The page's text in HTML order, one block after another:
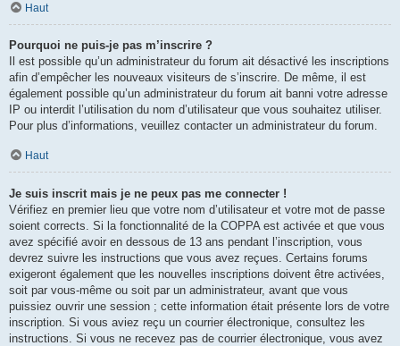
Haut
Pourquoi ne puis-je pas m’inscrire ?
Il est possible qu’un administrateur du forum ait désactivé les inscriptions
afin d’empêcher les nouveaux visiteurs de s’inscrire. De même, il est
également possible qu’un administrateur du forum ait banni votre adresse
IP ou interdit l’utilisation du nom d’utilisateur que vous souhaitez utiliser.
Pour plus d’informations, veuillez contacter un administrateur du forum.
Haut
Je suis inscrit mais je ne peux pas me connecter !
Vérifiez en premier lieu que votre nom d’utilisateur et votre mot de passe
soient corrects. Si la fonctionnalité de la COPPA est activée et que vous
avez spécifié avoir en dessous de 13 ans pendant l’inscription, vous
devrez suivre les instructions que vous avez reçues. Certains forums
exigeront également que les nouvelles inscriptions doivent être activées,
soit par vous-même ou soit par un administrateur, avant que vous
puissiez ouvrir une session ; cette information était présente lors de votre
inscription. Si vous aviez reçu un courrier électronique, consultez les
instructions. Si vous ne recevez pas de courrier électronique, vous avez